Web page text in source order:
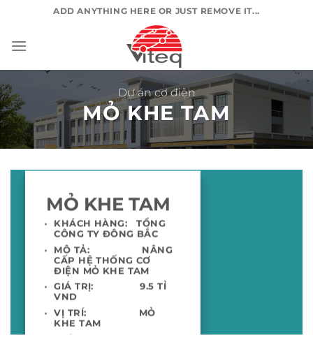
nội
ADD ANYTHING HERE OR JUST REMOVE IT...
Dự án cơ điện
MỎ KHE TAM
MỎ KHE TAM
KHÁCH HÀNG: TỔNG
CÔNG TY ĐÔNG BẮC
MÔ TẢ: NÂNG
CẤP HỆ THỐNG CƠ
ĐIỆN MỎ KHE TAM
GIÁ TRỊ: 9.5 TỈ
VND
VỊ TRÍ: MỎ
KHE TAM